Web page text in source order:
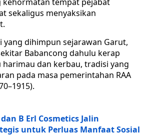
sekaligus menyaksikan
dihimpun sejarawan Garut,
Babancong dahulu kerap
harimau dan kerbau, tradisi yang
pada masa pemerintahan RAA
B Erl Cosmetics Jalin
untuk Perluas Manfaat Sosial